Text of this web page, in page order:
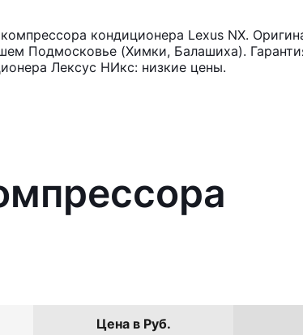
кондиционера Lexus NX.
Подмосковье (Химки, Балашиха).
Лексус НИкс: низкие цены.
Цена в Руб.